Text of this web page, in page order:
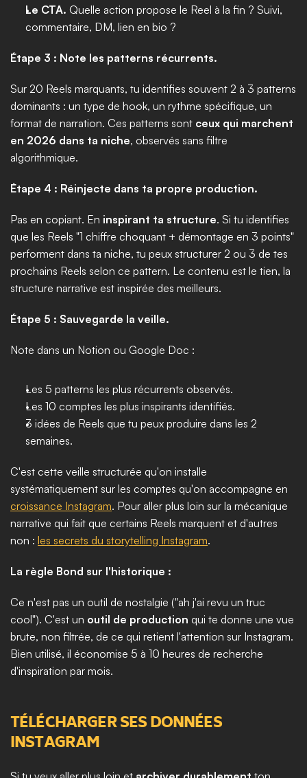
Le CTA. Quelle action propose le Reel à la fin ? Suivi,
commentaire, DM, lien en bio ?
Étape 3 : Note les patterns récurrents.
Sur 20 Reels marquants, tu identifies souvent 2 à 3 patterns
dominants : un type de hook, un rythme spécifique, un
format de narration. Ces patterns sont ceux qui marchent
en 2026 dans ta niche, observés sans filtre
algorithmique.
Étape 4 : Réinjecte dans ta propre production.
Pas en copiant. En inspirant ta structure. Si tu identifies
que les Reels "1 chiffre choquant + démontage en 3 points"
performent dans ta niche, tu peux structurer 2 ou 3 de tes
prochains Reels selon ce pattern. Le contenu est le tien, la
structure narrative est inspirée des meilleurs.
Étape 5 : Sauvegarde la veille.
Note dans un Notion ou Google Doc :
Les 5 patterns les plus récurrents observés.
Les 10 comptes les plus inspirants identifiés.
3 idées de Reels que tu peux produire dans les 2
semaines.
C'est cette veille structurée qu'on installe
croissance Instagram. Pour aller plus loin sur la mécanique
narrative qui fait que certains Reels marquent et d'autres
non : les secrets du storytelling Instagram.
La règle Bond sur l'historique :
Ce n'est pas un outil de nostalgie ("ah j'ai revu un truc
cool"). C'est un outil de production qui te donne une vue
brute, non filtrée, de ce qui retient l'attention sur Instagram.
Bien utilisé, il économise 5 à 10 heures de recherche
d'inspiration par mois.
TÉLÉCHARGER SES DONNÉES
INSTAGRAM